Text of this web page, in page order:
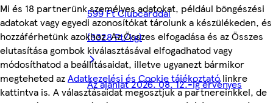
Mi és 18 partnerünk személyes adatokat, például böngészési
adatokat vagy egyedi azonosítókat tárolunk a készülékeden, és
hozzáférhetünk azokhoz. Az Összes elfogadása és az Összes
elutasítása gombok kiválasztásával elfogadhatod vagy
módosíthatod a beállításaidat, illetve ugyanezt bármikor
megteheted azAdatkezelési és Cookie tájékoztatólinkre
kattintva is. A választásaidat megosztjuk a partnereinkkel, de
599 Ft Clubcarddal
(3328 Ft/kg)
Az ajánlat 2026. 08. 12.-ig érvényes